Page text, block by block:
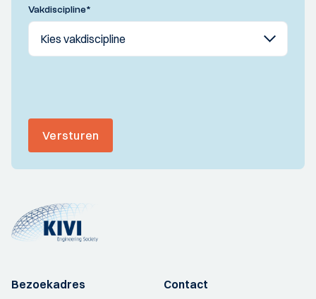
Vakdiscipline*
Versturen
Bezoekadres
Contact